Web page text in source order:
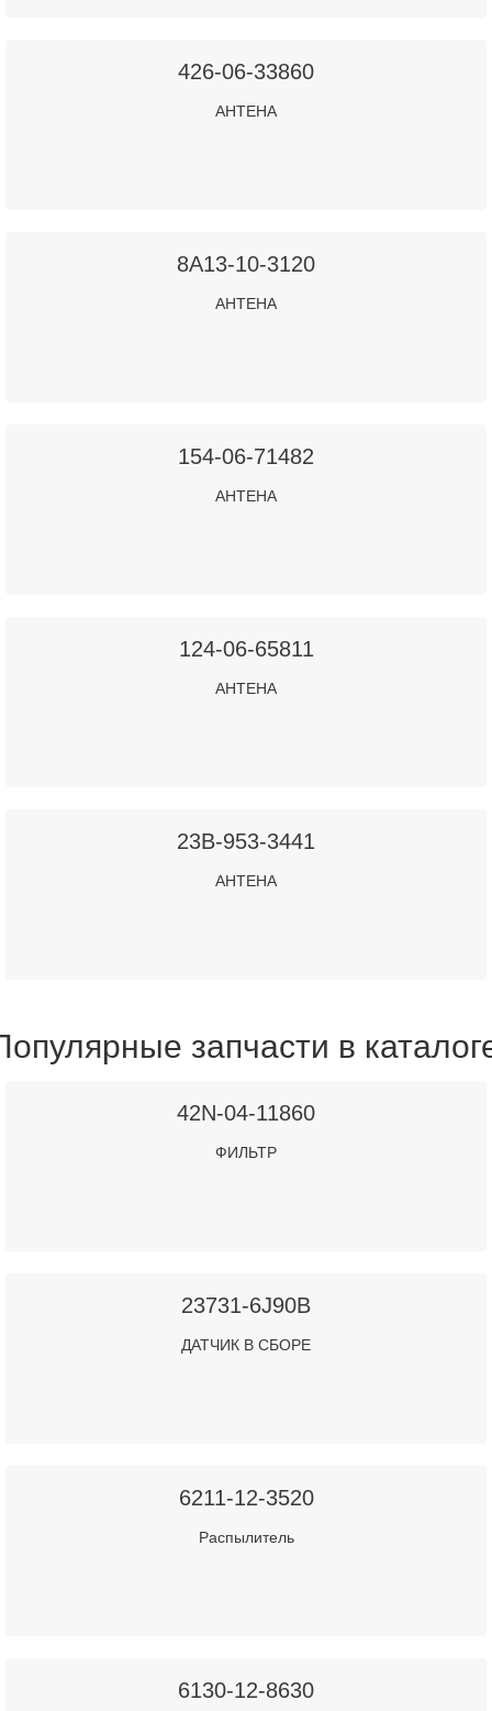
426-06-33860
АНТЕНА
8A13-10-3120
АНТЕНА
154-06-71482
АНТЕНА
124-06-65811
АНТЕНА
23B-953-3441
АНТЕНА
запчасти в
42N-04-11860
ФИЛЬТР
23731-6J90B
ДАТЧИК В СБОРЕ
6211-12-3520
Распылитель
6130-12-8630